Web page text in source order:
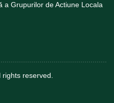
a Grupurilor de Actiune Locala
rights reserved.